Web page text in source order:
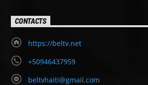
CONTACTS
https://beltv.net
+50946437959
beltvhaiti@gmail.com